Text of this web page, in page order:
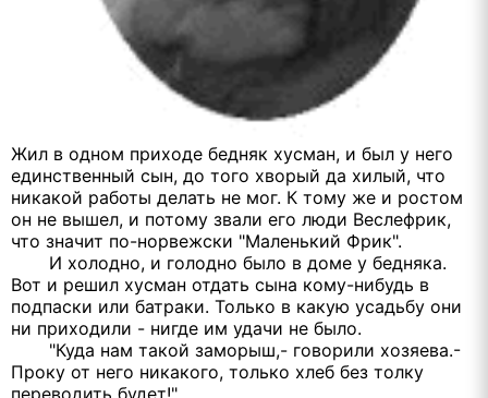
Жил в одном приходе бедняк хусман, и был у него
единственный сын, до того хворый да хилый, что
никакой работы делать не мог. К тому же и ростом
он не вышел, и потому звали его люди Веслефрик,
что значит по-норвежски "Маленький Фрик".
И холодно, и голодно было в доме у бедняка.
Вот и решил хусман отдать сына кому-нибудь в
подпаски или батраки. Только в какую усадьбу они
ни приходили - нигде им удачи не было.
"Куда нам такой заморыш,- говорили хозяева.-
Проку от него никакого, только хлеб без толку